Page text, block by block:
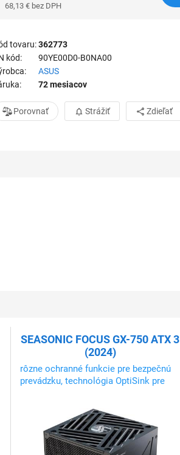
68,13 € bez DPH
tovaru 362773
kód
90YE00D0-B0NA00
ASUS
72 mesiacov
Porovnať Strážiť Zdieľať
SEASONIC FOCUS GX-750 ATX 3
(2024)
rôzne ochranné funkcie pre bezpečnú
prevádzku, technológia OptiSink pre